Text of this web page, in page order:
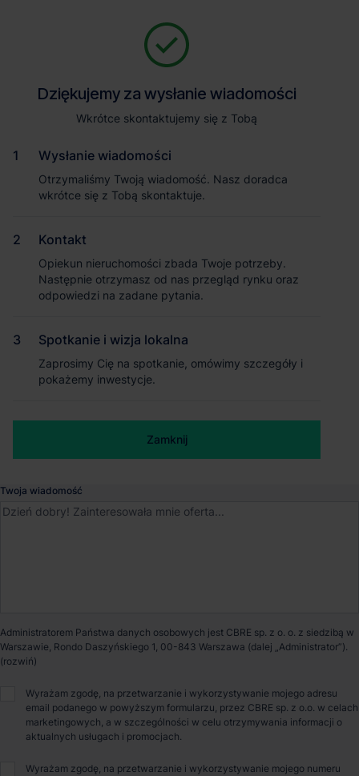
Magazyn Panattoni Park Ruda Śląska III
Ruda Śląska, Śląskie
Opiekun nieruchomości
Bartosz Szlęzak
Dostępność Niedostępny
O parku
Dziękujemy za wysłanie wiadomości
Wkrótce skontaktujemy się z Tobą
Wysłanie wiadomości
Otrzymaliśmy Twoją wiadomość. Nasz doradca
wkrótce się z Tobą skontaktuje.
Kontakt
Opiekun nieruchomości zbada Twoje potrzeby.
Następnie otrzymasz od nas przegląd rynku oraz
odpowiedzi na zadane pytania.
Spotkanie i wizja lokalna
Zaprosimy Cię na spotkanie, omówimy szczegóły i
pokażemy inwestycje.
Zamknij
Jesteśmy tu, żeby Ci pomóc. Niezależnie od tego, na jakim etapie
pomożemy Ci wybrać najlepszą ofertę. Napisz do nas!
Imię i nazwisko
Nazwa firmy
Email służbowy
Twoja wiadomość
Administratorem Państwa danych osobowych jest CBRE sp. z o. o. z siedzibą w
Warszawie, Rondo Daszyńskiego 1, 00-843 Warszawa (dalej „Administrator”).
Wyrażam zgodę, na przetwarzanie i wykorzystywanie mojego adresu
email podanego w powyższym formularzu, przez CBRE sp. z o.o. w celach
marketingowych, a w szczególności w celu otrzymywania informacji o
aktualnych usługach i promocjach.
Wyrażam zgodę, na przetwarzanie i wykorzystywanie mojego numeru
Dziękujemy za wysłanie wiadomości
Wkrótce skontaktujemy się z Tobą
Wysłanie wiadomości
Otrzymaliśmy Twoją wiadomość. Nasz doradca
wkrótce się z Tobą skontaktuje.
Kontakt
Opiekun nieruchomości zbada Twoje potrzeby.
Następnie otrzymasz od nas przegląd rynku oraz
odpowiedzi na zadane pytania.
Spotkanie i wizja lokalna
Zaprosimy Cię na spotkanie, omówimy szczegóły i
pokażemy inwestycje.
Zamknij